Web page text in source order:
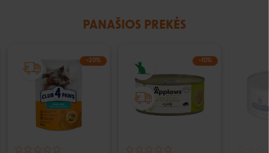
PANAŠIOS PREKĖS
−20% −10%